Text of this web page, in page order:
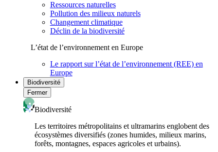
Ressources naturelles
Pollution des milieux naturels
Changement climatique
Déclin de la biodiversité
L’état de l’environnement en Europe
Le rapport sur l’état de l’environnement (REE) en
Europe
Biodiversité
Fermer
Biodiversité
Les territoires métropolitains et ultramarins englobent des
écosystèmes diversifiés (zones humides, milieux marins,
forêts, montagnes, espaces agricoles et urbains).